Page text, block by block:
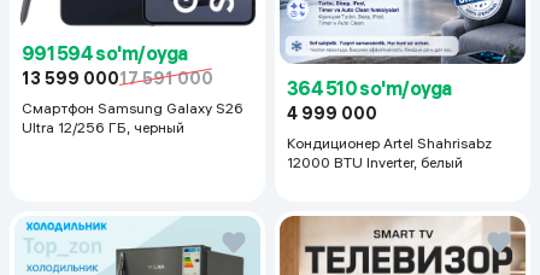
991 594 so'm/oyga
13 599 00017 591 000
Смартфон Samsung Galaxy S26
Ultra 12/256 ГБ, черный
364 510 so'm/oyga
4 999 000
Кондиционер Artel Shahrisabz
12000 BTU Inverter, белый